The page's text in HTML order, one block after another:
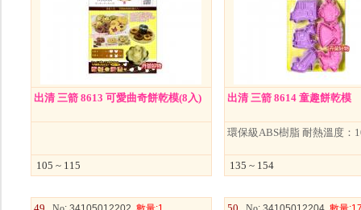
出清 三箭 8613 可愛曲奇餅乾模(8入)
105 ~ 115
出清 三箭 8614 童趣餅乾模
環保級ABS樹脂 耐熱溫度：
135 ~ 154